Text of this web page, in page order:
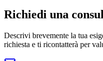
Richiedi una
Descrivi brevemente la tua
richiesta e ti ricontatterà per